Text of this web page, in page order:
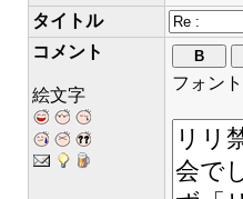
タイトル
コメント
絵文字
フォン